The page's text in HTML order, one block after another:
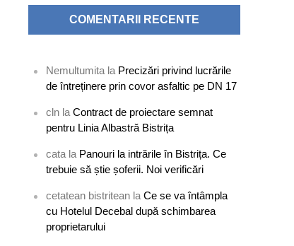
COMENTARII RECENTE
Nemultumita la Precizări privind lucrările
de întreținere prin covor asfaltic pe DN 17
cln laContract de proiectare semnat
pentru Linia Albastră Bistrița
cata la Panouri la intrările în Bistrița. Ce
trebuie să știe șoferii. Noi verificări
cetatean bistritean laCe se va întâmpla
cu Hotelul Decebal după schimbarea
proprietarului